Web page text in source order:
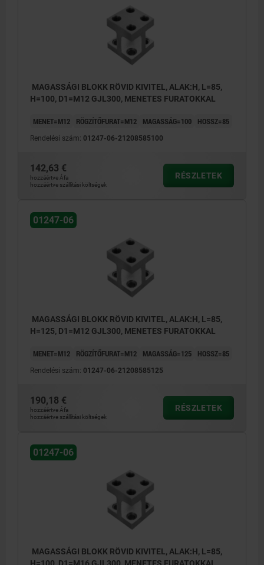
2) Átmenő furat DIN 912 hengeres fejű
MAGASSÁGI BLOKK RÖVID KIVITEL, ALAK:H, L=85,
H=100, D1=M12 GJL300, MENETES FURATOKKAL
MENET=M12 RÖGZÍTŐFURAT=M12 MAGASSÁG=100 HOSSZ=85
Rendelési szám: 01247-06-21208585100
142,63 €
hozzáértve Áfa
hozzáértve szállítási költségek
RÉSZLETEK
01247-06
MAGASSÁGI BLOKK RÖVID KIVITEL, ALAK:H, L=85,
H=125, D1=M12 GJL300, MENETES FURATOKKAL
MENET=M12 RÖGZÍTŐFURAT=M12 MAGASSÁG=125 HOSSZ=85
Rendelési szám: 01247-06-21208585125
190,18 €
hozzáértve Áfa
hozzáértve szállítási költségek
RÉSZLETEK
01247-06
MAGASSÁGI BLOKK RÖVID KIVITEL, ALAK:H, L=85,